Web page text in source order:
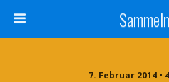
7. Februar 2014 •